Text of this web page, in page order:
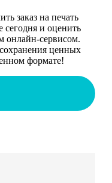
заказ на печать
и оценить
онлайн-сервисом.
ценных
формате!